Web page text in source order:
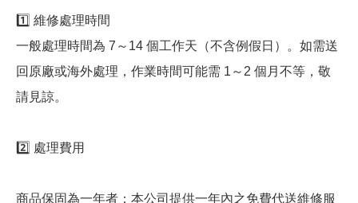
1️⃣ 維修處理時間
一般處理時間為 7～14 個工作天（不含例假日）。如需送
回原廠或海外處理，作業時間可能需 1～2 個月不等，敬
請見諒。
2️⃣ 處理費用
商品保固為一年者：本公司提供一年內之免費代送維修服